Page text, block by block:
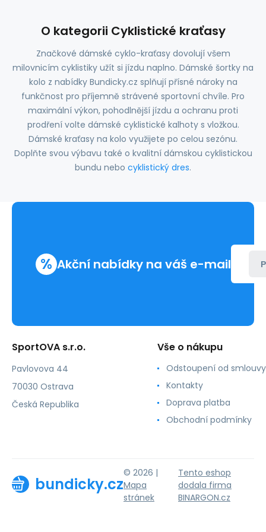
O kategorii Cyklistické kraťasy
Značkové dámské cyklo-kraťasy dovolují všem
milovnicím cyklistiky užít si jízdu naplno. Dámské šortky na
kolo z nabídky Bundicky.cz splňují přísné nároky na
funkčnost pro příjemně strávené sportovní chvíle. Pro
maximální výkon, pohodlnější jízdu a ochranu proti
prodření volte dámské cyklistické kalhoty s vložkou.
Dámské kraťasy na kolo využijete po celou sezónu.
Doplňte svou výbavu také o kvalitní dámskou cyklistickou
bundu nebo cyklistický dres.
% Akční nabídky na váš e-mail
SportOVA s.r.o.
Pavlovova 44
70030 Ostrava
Česká Republika
Vše o nákupu
Odstoupení od smlouvy
Kontakty
Doprava platba
Obchodní podmínky
bundicky.cz
© 2026 |
Mapa
stránek
Tento eshop
dodala firma
BINARGON.cz